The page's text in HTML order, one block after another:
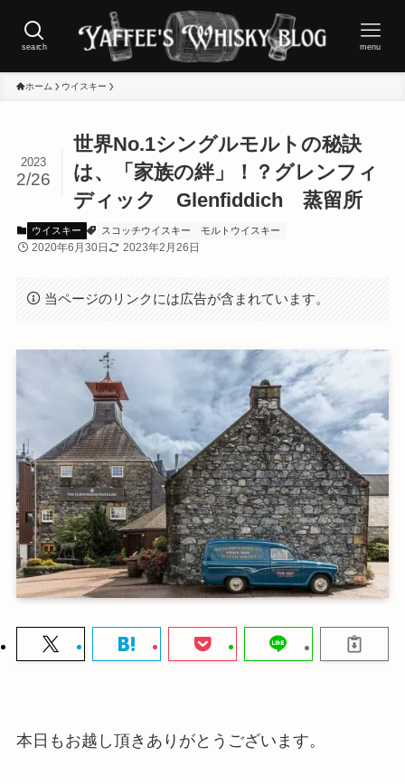
search menu
ホーム ウイスキー
世界No.1シングルモルトの秘訣
は、「家族の絆」！？グレンフィ
ディック Glenfiddich 蒸留所
2023
2/26
ウイスキー スコッチウイスキー モルトウイスキー
2020年6月30日 2023年2月26日
当ページのリンクには広告が含まれています。
本日もお越し頂きありがとうございます。